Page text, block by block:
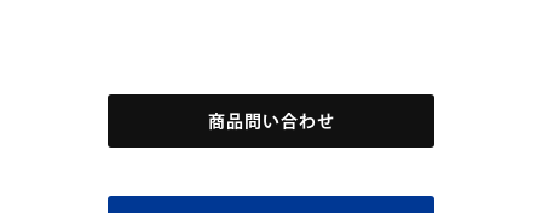
商品問い合わせ